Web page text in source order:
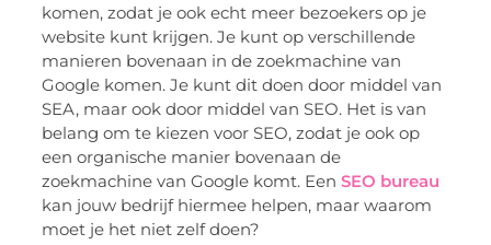
komen, zodat je ook echt meer bezoekers op je
website kunt krijgen. Je kunt op verschillende
manieren bovenaan in de zoekmachine van
Google komen. Je kunt dit doen door middel van
SEA, maar ook door middel van SEO. Het is van
belang om te kiezen voor SEO, zodat je ook op
een organische manier bovenaan de
zoekmachine van Google komt. EenSEO bureau
kan jouw bedrijf hiermee helpen, maar waarom
moet je het niet zelf doen?